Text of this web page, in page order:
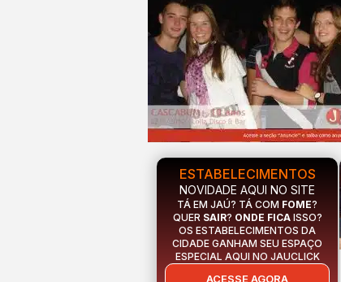
ESTABELECIMENTOS
NOVIDADE AQUI NO SITE
TÁ EM JAÚ? TÁ COM FOME?
QUER SAIR? ONDE FICAISSO?
OS ESTABELECIMENTOS DA
CIDADE GANHAM SEU ESPAÇO
ESPECIAL AQUI NO JAUCLICK
ACESSE AGORA